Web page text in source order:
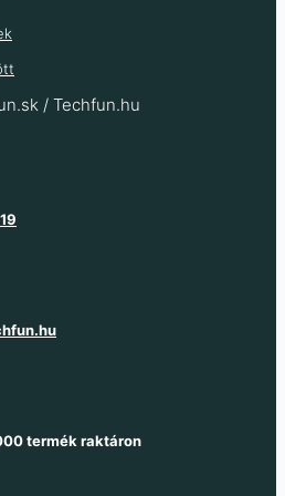
/ Techfun.hu
termék raktáron